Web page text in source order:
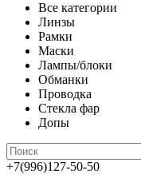
Все категории
Линзы
Рамки
Маски
Лампы/блоки
Обманки
Проводка
Стекла фар
Допы
+7(996)127-50-50